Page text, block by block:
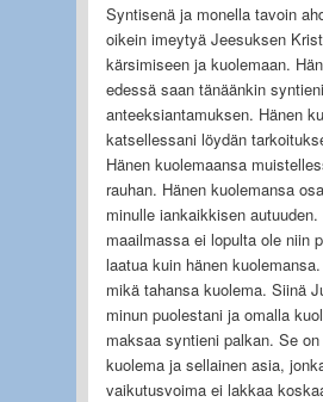
Syntisenä ja monella tavoin
oikein imeytyä Jeesuksen
kärsimiseen ja kuolemaan.
edessä saan tänäänkin syntieni
anteeksiantamuksen. Hänen
katsellessani löydän
Hänen kuolemaansa
rauhan. Hänen kuolemansa
minulle iankaikkisen
maailmassa ei lopulta ole niin
laatua kuin hänen
mikä tahansa kuolema. Siinä
minun puolestani ja omalla
maksaa syntieni palkan. Se
kuolema ja sellainen asia,
vaikutusvoima ei lakkaa